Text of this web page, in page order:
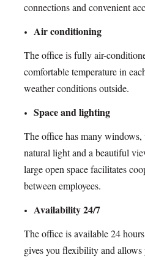
connections and convenient
Air conditioning
The office is fully air-
comfortable temperature in
weather conditions outside.
Space and lighting
The office has many
natural light and a beautiful
large open space facilitates
between employees.
Availability 24/7
The office is available 24
gives you flexibility and